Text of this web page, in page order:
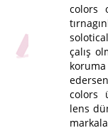
colors
çalış
colors
lens